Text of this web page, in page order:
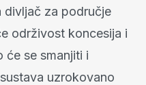
divljač za područje
održivost koncesija i
će se smanjiti i
uzrokovano